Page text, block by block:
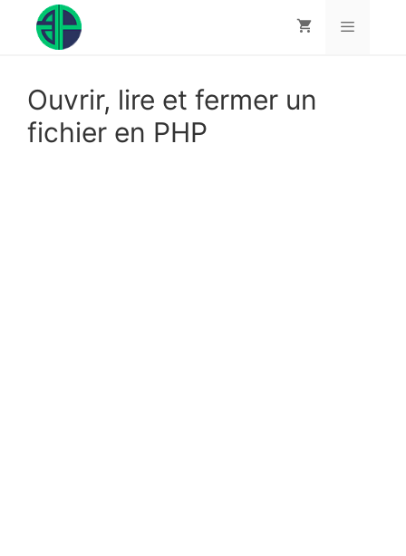
contenu
Ouvrir, lire et fermer un
fichier en PHP